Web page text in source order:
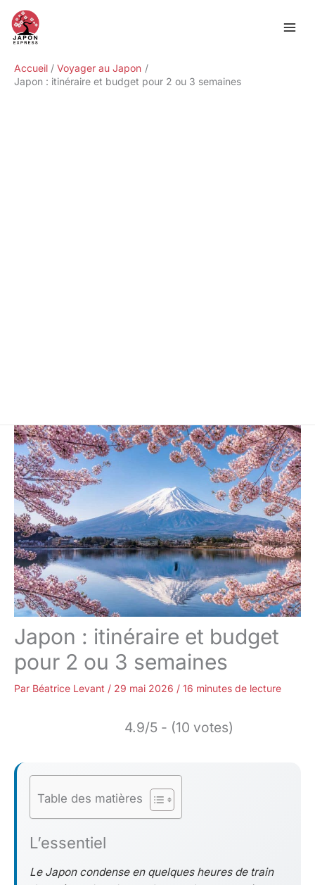
contenu
Accueil
Voyager au Japon
Japon : itinéraire et budget pour 2 ou 3 semaines
Japon : itinéraire et budget
pour 2 ou 3 semaines
Par Béatrice Levant / 29 mai 2026 / 16 minutes de lecture
4.9/5 - (10 votes)
Table des matières
L’essentiel
Le Japon condense en quelques heures de train
Rechercher